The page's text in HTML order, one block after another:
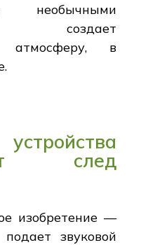
необычными
создает
атмосферу, в
след
изобретение —
подает звуковой